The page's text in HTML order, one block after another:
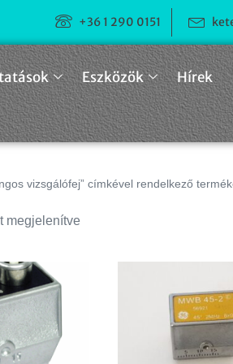
+36 1 290 0151
Eszközök Hírek
vizsgálófej” címkével rendelkező
megjelenítve